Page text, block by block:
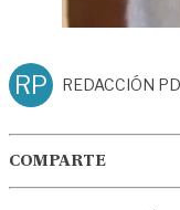
RP REDACCIÓN
COMPARTE